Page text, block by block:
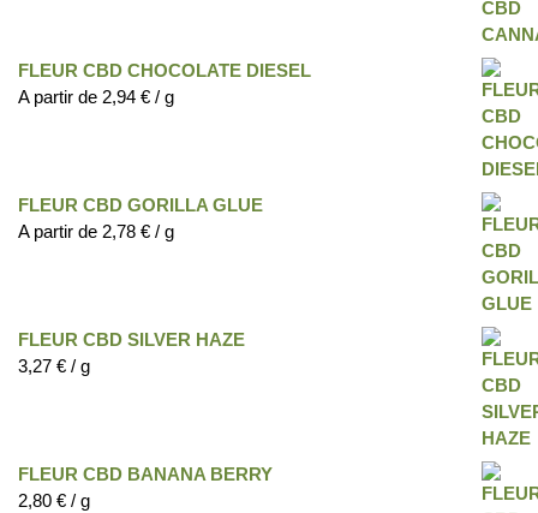
FLEUR CBD CHOCOLATE DIESEL
A partir de 2,94 € / g
FLEUR CBD GORILLA GLUE
A partir de 2,78 € / g
FLEUR CBD SILVER HAZE
3,27 € / g
FLEUR CBD BANANA BERRY
2,80 € / g